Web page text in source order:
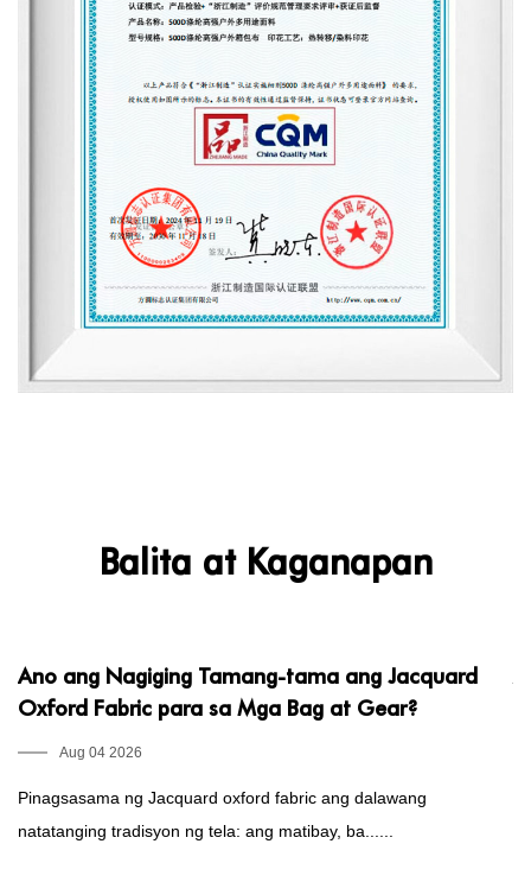
Balita at Kaganapan
Ano ang Nagiging Tamang-tama ang Jacquard
Oxford Fabric para sa Mga Bag at Gear?
Aug 04 2026
Pinagsasama ng Jacquard oxford fabric ang dalawang
natatanging tradisyon ng tela: ang matibay, ba......